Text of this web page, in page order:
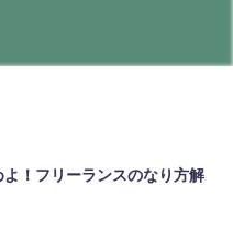
よ！フリーランスのなり方解